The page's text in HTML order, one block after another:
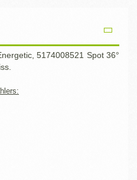
5174008521 Spot 36°